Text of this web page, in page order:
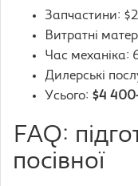
Запчастини:
Витратні
Час механіка:
Дилерські
Усього: $4
FAQ:
посівної